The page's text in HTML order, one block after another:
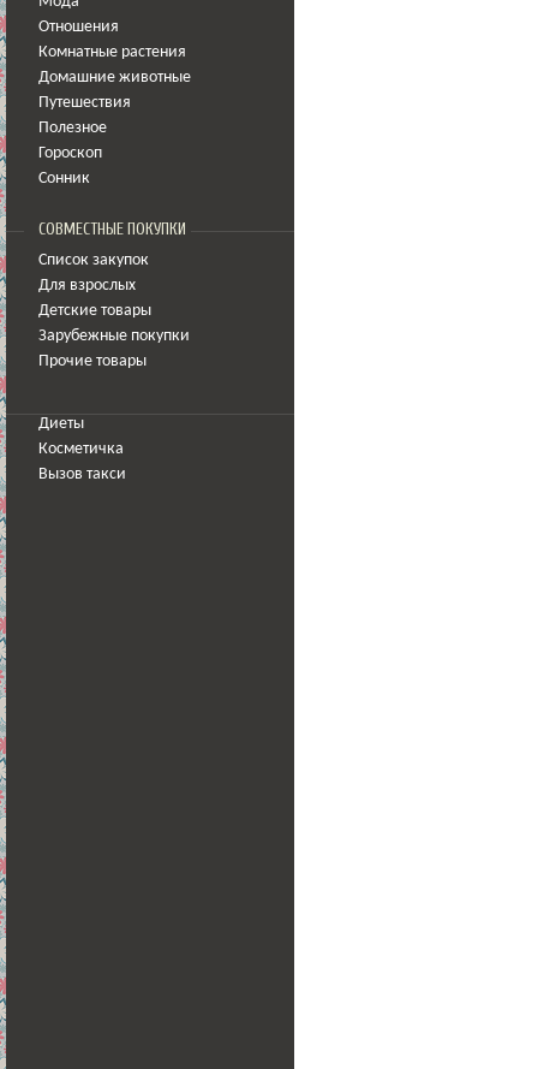
Отношения
Комнатные растения
Домашние животные
Путешествия
Полезное
Гороскоп
Сонник
СОВМЕСТНЫЕ ПОКУПКИ
Список закупок
Для взрослых
Детские товары
Зарубежные покупки
Прочие товары
Диеты
Косметичка
Вызов такси